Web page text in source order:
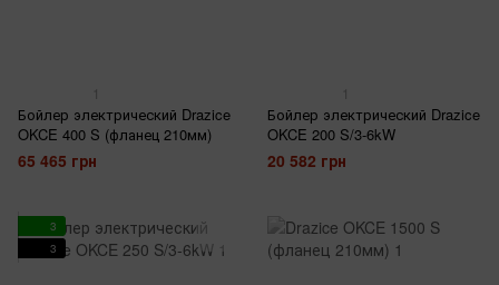
1
Бойлер электрический Drazice
OKCE 400 S (фланец 210мм)
65 465 грн
1
Бойлер электрический Drazice
OKCE 200 S/3-6kW
20 582 грн
3
3